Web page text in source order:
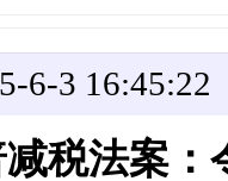
6-3 16:45:22
税法案：